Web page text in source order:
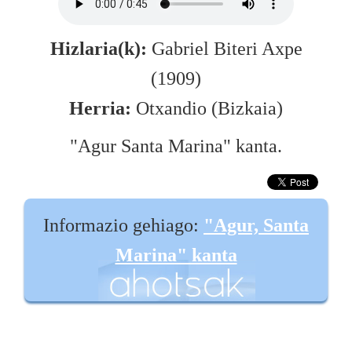
Hizlaria(k): Gabriel Biteri Axpe
(1909)
Herria: Otxandio (Bizkaia)
"Agur Santa Marina" kanta.
Informazio gehiago: "Agur, Santa
Marina" kanta